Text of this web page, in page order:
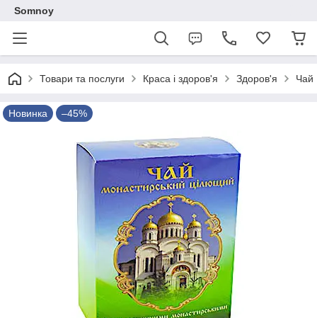
Somnoy
Товари та послуги Краса і здоров'я Здоров'я Чай
Новинка –45%